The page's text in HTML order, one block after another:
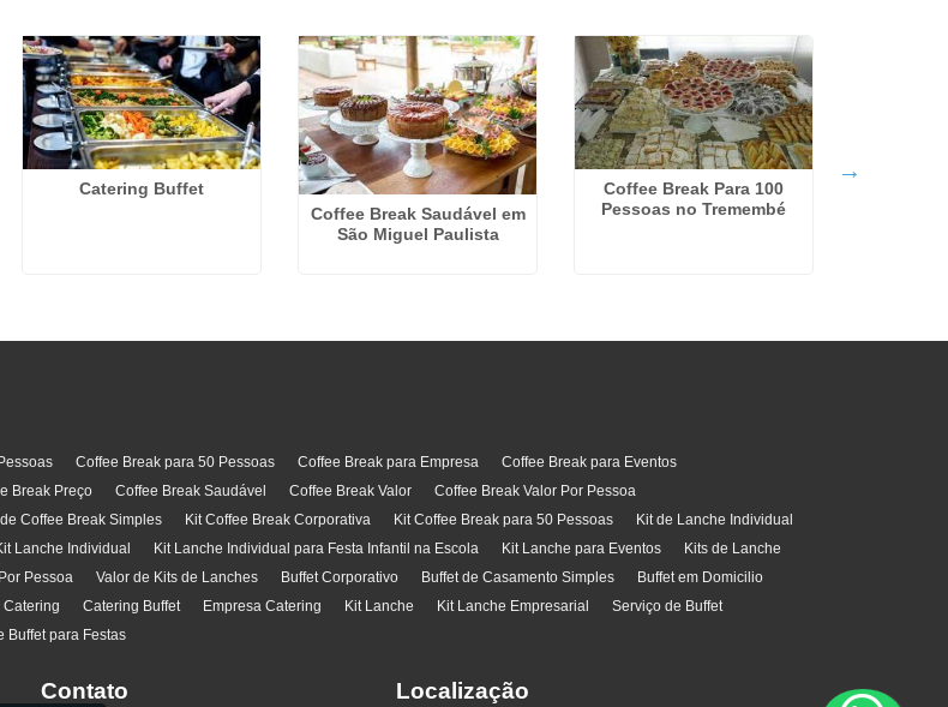
Catering Buffet
Coffee Break Saudável em
São Miguel Paulista
Coffee Break Para 100
Pessoas no Tremembé
Coffee Break para 50 Pessoas Coffee Break para Empresa
Coffee Break para Eventos
Break Preço Coffee Break Saudável Coffee Break Valor
Coffee Break Valor Por Pessoa
Coffee Break Simples Kit Coffee Break Corporativa Kit Coffee Break para 50 Pessoas
Kit de Lanche Individual
Lanche Individual Kit Lanche Individual para Festa Infantil na Escola Kit Lanche para Eventos
Kits de Lanche
Pessoa Valor de Kits de Lanches Buffet Corporativo Buffet de Casamento Simples
Buffet em Domicilio
Catering Catering Buffet Empresa Catering Kit Lanche Kit Lanche Empresarial
Serviço de Buffet
Buffet para Festas
Contato Localização